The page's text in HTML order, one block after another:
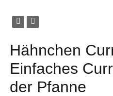
Hähnchen
Einfaches
der Pfanne